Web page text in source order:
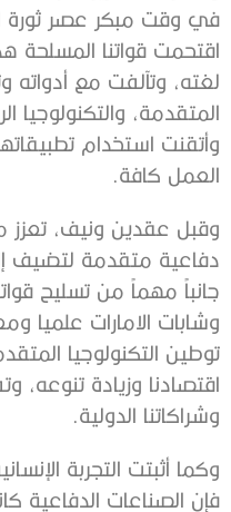
في وقت مبكر عصر ثورة
اقتحمت قواتنا المسلحة
لغته، وتآلفت مع أدواته
المتقدمة، والتكنولوجيا
وأتقنت استخدام
العمل كافة.
وقبل عقدين ونيف، تعزز
دفاعية متقدمة لتضيف
جانباً مهماً من تسليح
وشابات الامارات علميا
توطين التكنولوجيا
اقتصادنا وزيادة تنوعه،
وشراكاتنا الدولية.
وكما أثبتت التجربة
فإن الصناعات الدفاعية